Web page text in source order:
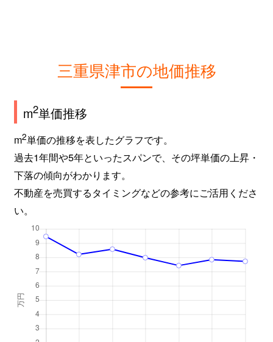
三重県津市の地価推移
m2単価推移
m2単価の推移を表したグラフです。
過去1年間や5年といったスパンで、その坪単価の上昇・
下落の傾向がわかります。
不動産を売買するタイミングなどの参考にご活用くださ
い。